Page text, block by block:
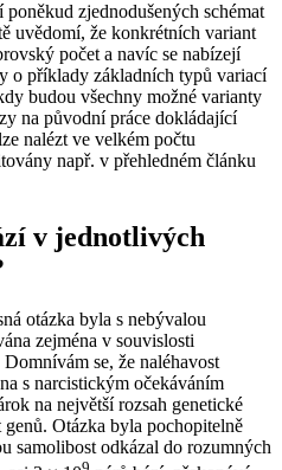
zjednodušených schémat
uvědomí, že konkrétních variant
počet a navíc se nabízejí
o příklady základních typů variací
budou všechny možné varianty
na původní práce dokládající
nalézt ve velkém počtu
např. v přehledném článku
v jednotlivých
otázka byla s nebývalou
zejména v souvislosti
se, že naléhavost
s narcistickým očekáváním
na největší rozsah genetické
Otázka byla pochopitelně
samolibost odkázal do rozumných